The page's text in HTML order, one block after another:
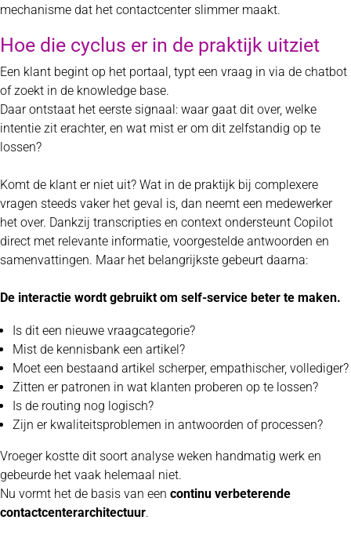
mechanisme dat het contactcenter slimmer maakt.
Hoe die cyclus er in de praktijk uitziet
Een klant begint op het portaal, typt een vraag in via de chatbot
of zoekt in de knowledge base.
Daar ontstaat het eerste signaal: waar gaat dit over, welke
intentie zit erachter, en wat mist er om dit zelfstandig op te
lossen?
Komt de klant er niet uit? Wat in de praktijk bij complexere
vragen steeds vaker het geval is, dan neemt een medewerker
het over. Dankzij transcripties en context ondersteunt Copilot
direct met relevante informatie, voorgestelde antwoorden en
samenvattingen. Maar het belangrijkste gebeurt daarna:
De interactie wordt gebruikt om self-service beter te maken.
Is dit een nieuwe vraagcategorie?
Mist de kennisbank een artikel?
Moet een bestaand artikel scherper, empathischer, vollediger?
Zitten er patronen in wat klanten proberen op te lossen?
Is de routing nog logisch?
Zijn er kwaliteitsproblemen in antwoorden of processen?
Vroeger kostte dit soort analyse weken handmatig werk en
gebeurde het vaak helemaal niet.
Nu vormt het de basis van een continu verbeterende
contactcenterarchitectuur.